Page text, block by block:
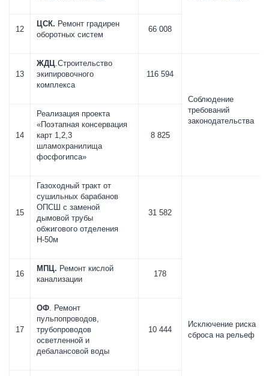
12
ЦСК. Ремонт градирен
оборотных систем
66 008
13
ЖДЦ.Строительство
экипировочного
комплекса
116 594
Соблюдение
требований
законодательства
14
Реализация проекта
«Поэтапная консервация
карт 1,2,3
шламохранилища
фосфогипса»
8 825
15
Газоходный тракт от
сушильных барабанов
ОПСШ с заменой
дымовой трубы
обжигового отделения
Н-50м
31 582
Исключение риска
сброса на рельеф
16
МПЦ. Ремонт кислой
канализации
178
17
ОФ. Ремонт
пульпопроводов,
трубопроводов
осветленной и
дебалансовой воды
10 444